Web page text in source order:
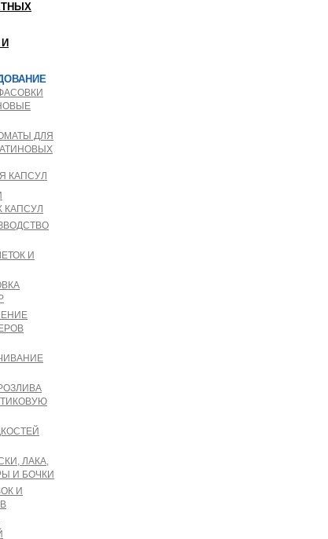
ДЛЯ
КАПСУЛ
И
ЛАКА,
И БОЧКИ
И